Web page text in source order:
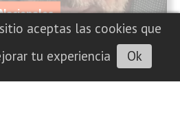
padre de Lionel y un
aceptas las cookies que
tu experiencia
Ok